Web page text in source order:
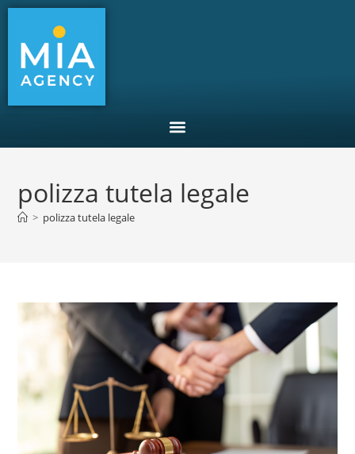
polizza tutela legale
> polizza tutela legale